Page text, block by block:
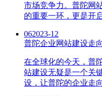
市场竞争力。普陀网
的重要一环，更是开
062023-12
普陀企业网站建设走
在全球化的今天，普
站建设无疑是一个关
设，让普陀的企业走